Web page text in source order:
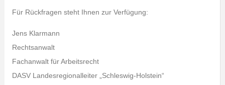
Für Rückfragen steht Ihnen zur Verfügung:
Jens Klarmann
Rechtsanwalt
Fachanwalt für Arbeitsrecht
DASV Landesregionalleiter „Schleswig-Holstein“